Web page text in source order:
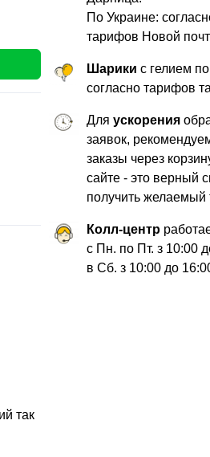
так
По Украине:
тарифов Новой
Шарики с гелием
согласно тарифов
Для ускорения
заявок,
заказы через
сайте - это верный
получить желаемый
Колл-центр
с Пн. по Пт. з 10:00
в Сб. з 10:00 до